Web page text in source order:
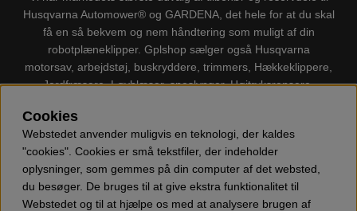
Husqvarna Automower® og GARDENA, det hele for at du skal
få en så bekvem og nem håndtering som muligt af din
robotplæneklipper. Gplshop sælger også Husqvarna
motorsav, arbejdstøj, buskryddere, trimmers, Hækkeklippere,
Jordfræsere, Løvblæser, sneslynger, Højtryksrensere,
Cookies
Webstedet anvender muligvis en teknologi, der kaldes
"cookies". Cookies er små tekstfiler, der indeholder
oplysninger, som gemmes på din computer af det websted,
du besøger. De bruges til at give ekstra funktionalitet til
Webstedet og til at hjælpe os med at analysere brugen af